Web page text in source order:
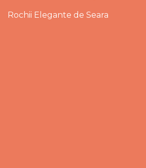
Rochii Elegante de Seara